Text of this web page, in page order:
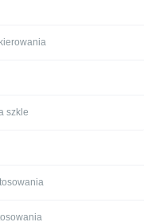
szkle